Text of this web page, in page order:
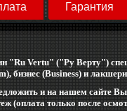
Гарантия
"Ru Vertu" ("Ру Верту")
бизнес (Business) и
и на нашем сайте
(оплата только после